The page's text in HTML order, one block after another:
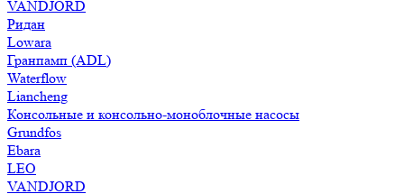
VANDJORD
Ридан
Lowara
Гранпамп (ADL)
Waterflow
Liancheng
Консольные и консольно-моноблочные насосы
Grundfos
Ebara
LEO
VANDJORD